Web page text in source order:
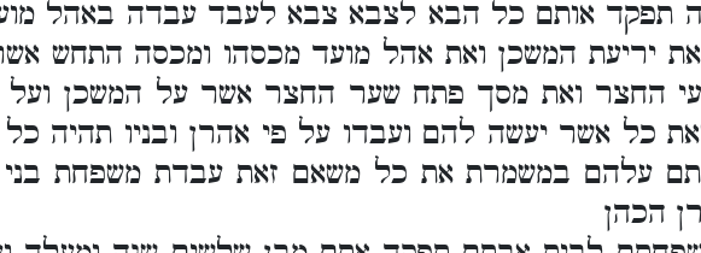
תפקד אותם כל הבא לצבא צבא לעבד עבדה באהל
את יריעת המשכן ואת אהל מועד מכסהו ומכסה התחש
החצר ואת מסך פתח שער החצר אשר על המשכן ועל
כל אשר יעשה להם ועבדו על פי אהרן ובניו תהיה
עלהם במשמרת את כל משאם זאת עבדת משפחת בני
הכהן